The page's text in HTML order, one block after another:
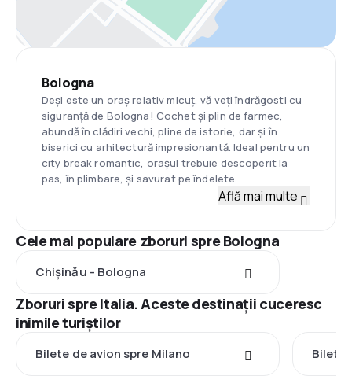
Bologna
Deși este un oraș relativ micuț, vă veți îndrăgosti cu
siguranță de Bologna! Cochet și plin de farmec,
abundă în clădiri vechi, pline de istorie, dar și în
biserici cu arhitectură impresionantă. Ideal pentru un
city break romantic, orașul trebuie descoperit la
pas, în plimbare, și savurat pe îndelete.
Află mai multe
Cele mai populare zboruri spre Bologna
Chişinău - Bologna
Zboruri spre Italia. Aceste destinații cuceresc
inimile turiștilor
Bilete de avion spre Milano Bilete